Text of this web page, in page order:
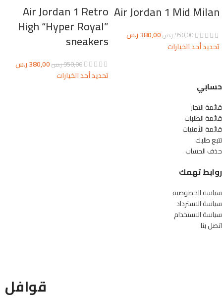
Air Jordan 1 Mid Milan
950,00ر.س380,00ر.س
تحديد أحد الخيارات
Air Jordan 1 Retro
High “Hyper Royal”
sneakers
950,00ر.س380,00ر.س
تحديد أحد الخيارات
حسابي
قائمة التجار
قائمة الطلبات
قائمة الأمنيات
تتبع طلبك
حذف الحساب
روابط تهمك
سياسة الخصوصية
سياسة الاسترداد
سياسة الاستخدام
اتصل بنا
قوافل